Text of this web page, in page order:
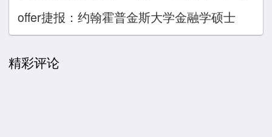
offer捷报：约翰霍普金斯大学金融学硕士
精彩评论